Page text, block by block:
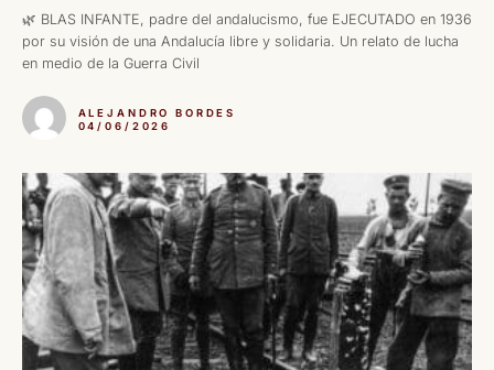
🌿 BLAS INFANTE, padre del andalucismo, fue EJECUTADO en 1936
por su visión de una Andalucía libre y solidaria. Un relato de lucha
en medio de la Guerra Civil
ALEJANDRO BORDES
04/06/2026